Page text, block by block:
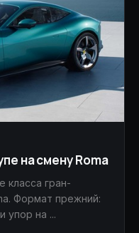
на смену Roma
класса гран-
Формат прежний:
упор на ...